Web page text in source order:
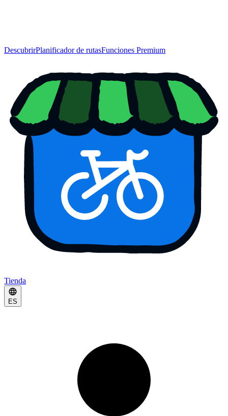
DescubrirPlanificador de rutasFunciones Premium
Tienda
ES